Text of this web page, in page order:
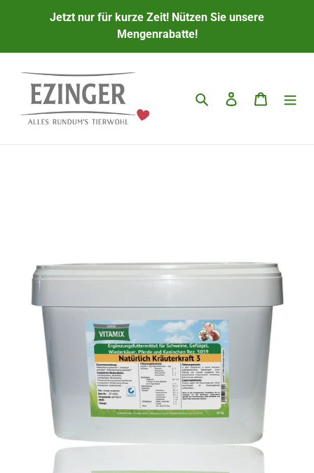
Jetzt nur für kurze Zeit! Nützen Sie unsere
Mengenrabatte!
Suchen Einloggen